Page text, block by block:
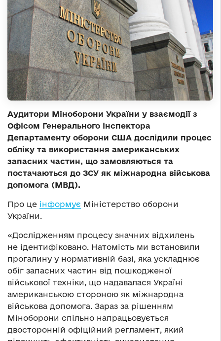
Аудитори Міноборони України у взаємодії з
Офісом Генерального інспектора
Департаменту оборони США дослідили процес
обліку та використання американських
запасних частин, що замовляються та
постачаються до ЗСУ як міжнародна військова
допомога (МВД).
Про це інформує Міністерство оборони
України.
«Дослідженням процесу значних відхилень
не ідентифіковано. Натомість ми встановили
прогалину у нормативній базі, яка ускладнює
обіг запасних частин від пошкодженої
військової техніки, що надавалася Україні
американською стороною як міжнародна
військова допомога. Зараз за рішенням
Міноборони спільно напрацьовується
двосторонній офіційний регламент, який